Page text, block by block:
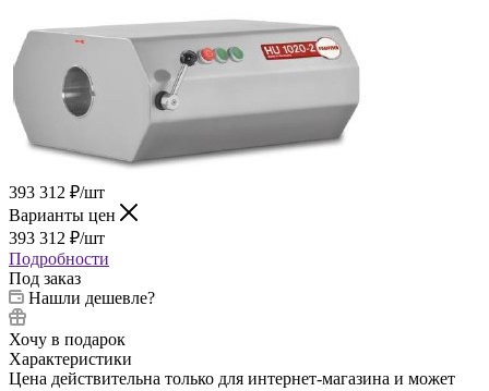
393 312 ₽/шт
Варианты цен
393 312 ₽/шт
Подробности
Под заказ
Нашли дешевле?
Хочу в подарок
Характеристики
Цена действительна только для интернет-магазина и может